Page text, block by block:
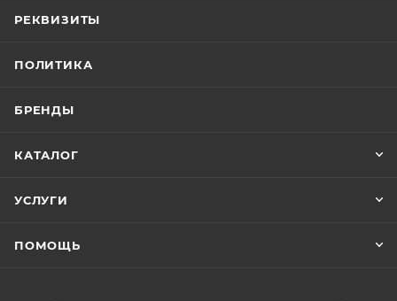
РЕКВИЗИТЫ
ПОЛИТИКА
БРЕНДЫ
КАТАЛОГ
УСЛУГИ
ПОМОЩЬ